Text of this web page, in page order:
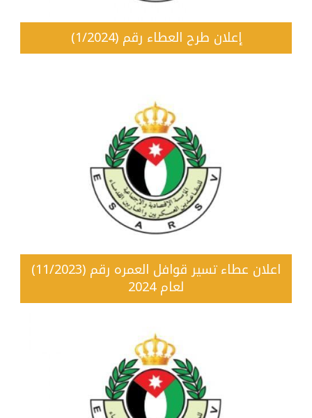
إعلان طرح العطاء رقم (1/2024)
اعلان عطاء تسير قوافل العمره رقم (11/2023)
لعام 2024